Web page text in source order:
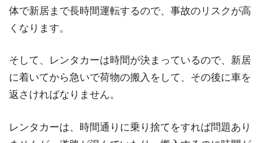
体で新居まで長時間運転するので、事故のリスクが高
くなります。
そして、レンタカーは時間が決まっているので、新居
に着いてから急いで荷物の搬入をして、その後に車を
返さければなりません。
レンタカーは、時間通りに乗り捨てをすれば問題あり